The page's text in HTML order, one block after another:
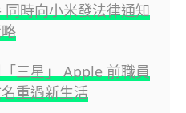
時向小米發法律通知
三星」 Apple 前職員
重過新生活